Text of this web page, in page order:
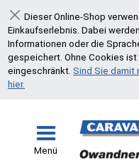
Schließen
Dieser Online-Shop
Einkaufserlebnis. Dabei
Informationen oder die
gespeichert. Ohne Cookies
eingeschränkt. Sind Sie damit
hier.
Menü